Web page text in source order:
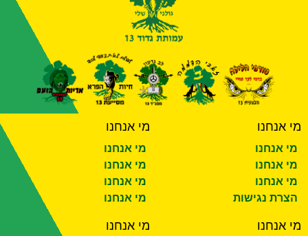
מי אנחנו
מי אנחנו
מי אנחנו
מי אנחנו
הצרת נגישות
מי אנחנו
מי אנחנו
מי אנחנו
מי אנחנו
מי אנחנו
מי אנחנו מי אנחנו